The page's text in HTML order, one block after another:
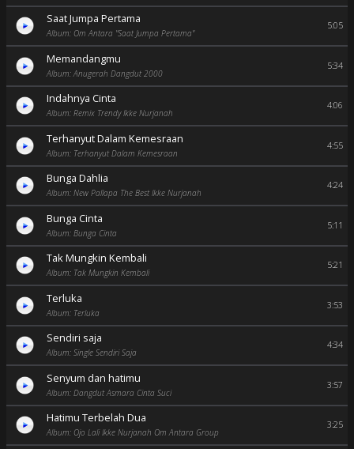
Saat Jumpa Pertama
Album: Om Antara "Saat Jumpa Pertama"
5:05
Memandangmu
Album: Anugerah Dangdut 2000
5:34
Indahnya Cinta
Album: Remix Trendy Ikke Nurjanah
4:06
Terhanyut Dalam Kemesraan
Album: Terhanyut Dalam Kemesraan
4:55
Bunga Dahlia
Album: New Pallapa The Best Ikke Nurjanah
4:24
Bunga Cinta
Album: Bunga Cinta
5:11
Tak Mungkin Kembali
Album: Tak Mungkin Kembali
5:21
Terluka
Album: Terluka
3:53
Sendiri saja
Album: Single Sendiri Saja
4:34
Senyum dan hatimu
Album: Dangdut Asmara Cinta Suci
3:57
Hatimu Terbelah Dua
Album: Ojo Lali Ikke Nurjanah Om Antara Group
3:25